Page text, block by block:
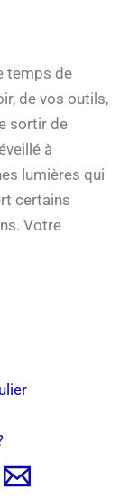
temps de
de vos outils,
sortir de
à
lumières qui
certains
Votre